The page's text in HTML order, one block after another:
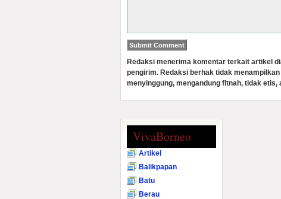
Redaksi menerima komentar terkait artikel
pengirim. Redaksi berhak tidak
menyinggung, mengandung fitnah, tidak etis,
VivaBorneo
Artikel
Balikpapan
Batu
Berau